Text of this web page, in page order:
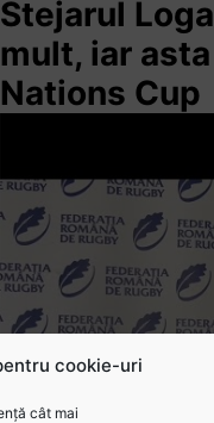
cookie-uri
cât mai
Stejarul
mult, iar
Nations Cup